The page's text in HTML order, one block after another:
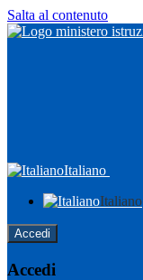
Salta al contenuto
Italiano
Italiano
Accedi
Accedi